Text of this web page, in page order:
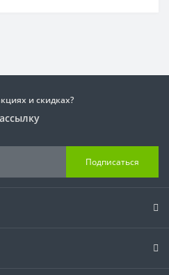
и скидках?
Подписаться